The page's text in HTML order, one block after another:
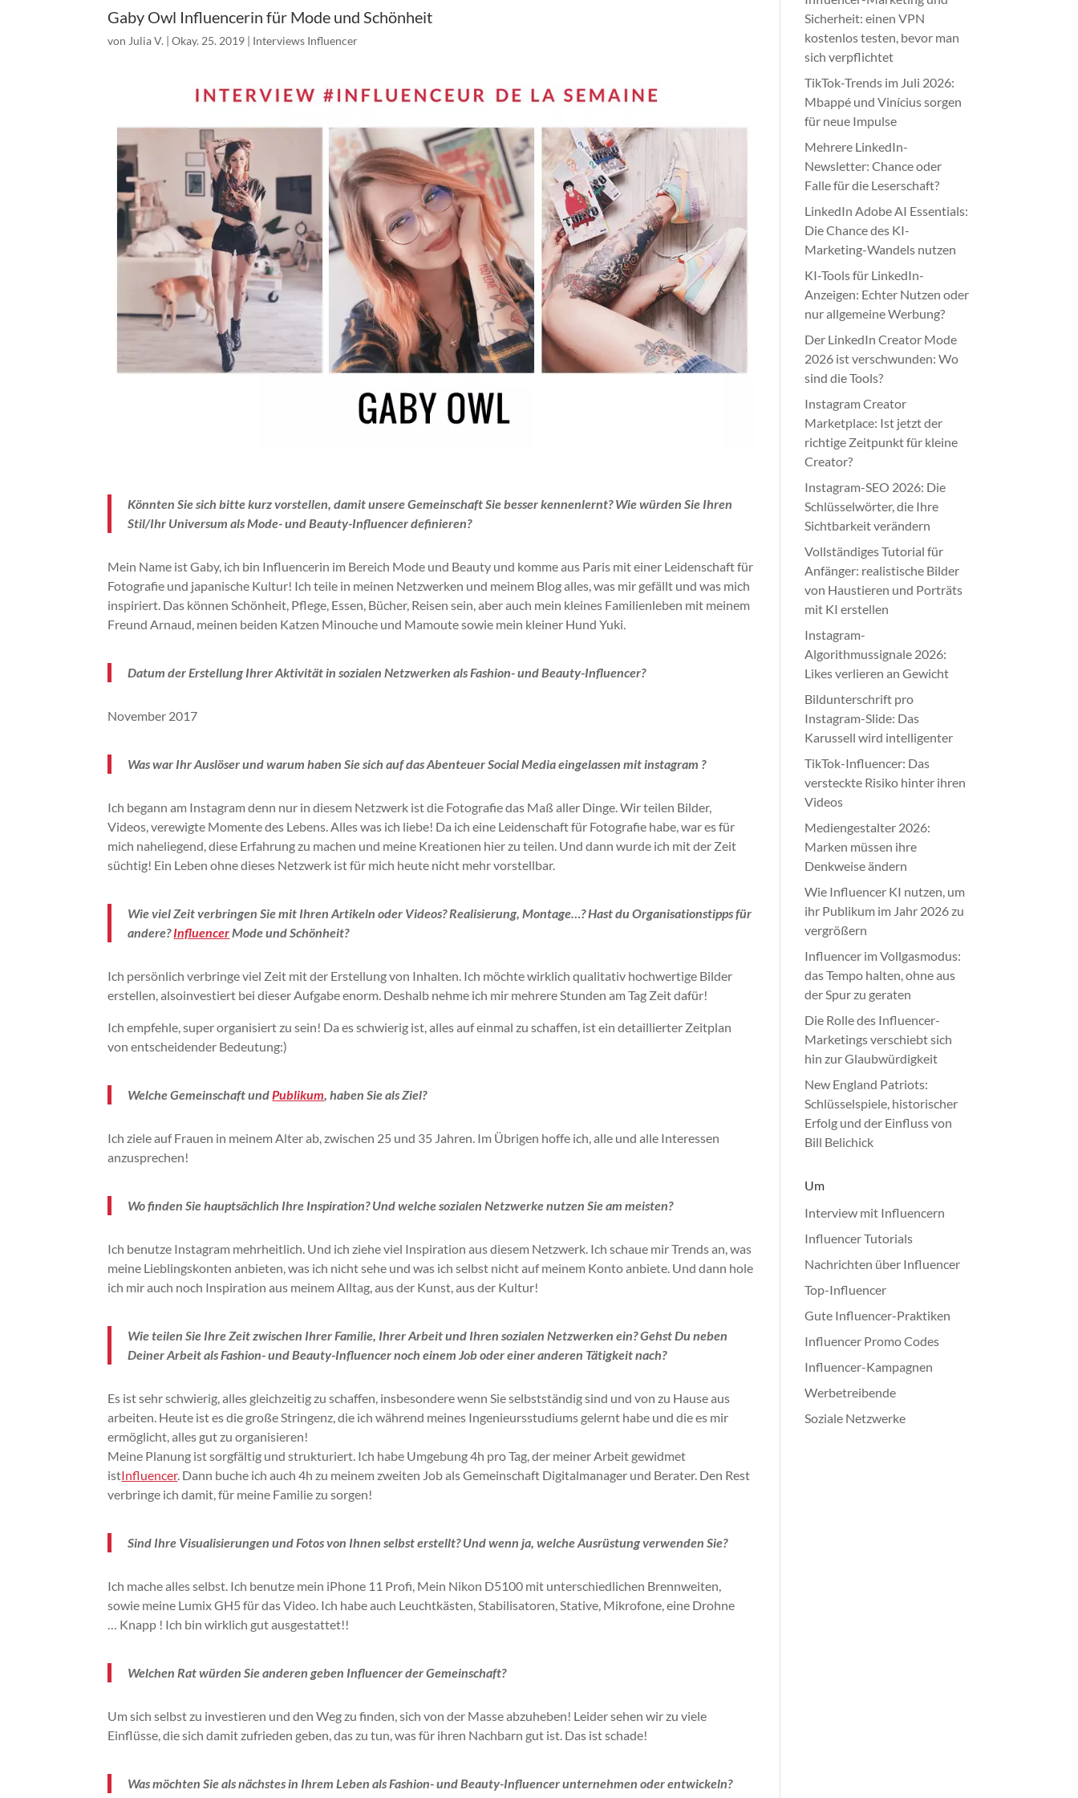
Gaby Owl Influencerin für Mode und Schönheit
von Julia V. |Okay. 25. 2019 | Interviews Influencer
Könnten Sie sich bitte kurz vorstellen, damit unsere Gemeinschaft Sie besser kennenlernt?Wie würden Sie Ihren
Stil/Ihr Universum als Mode- und Beauty-Influencer definieren?
Mein Name ist Gaby, ich bin Influencerin im Bereich Mode und Beauty und komme aus Paris mit einer Leidenschaft für
Fotografie und japanische Kultur! Ich teile in meinen Netzwerken und meinem Blog alles, was mir gefällt und was mich
inspiriert. Das können Schönheit, Pflege, Essen, Bücher, Reisen sein, aber auch mein kleines Familienleben mit meinem
Freund Arnaud, meinen beiden Katzen Minouche und Mamoutesowie mein kleiner Hund Yuki.
Datum der Erstellung Ihrer Aktivität in sozialen Netzwerken als Fashion- und Beauty-Influencer?
November 2017
Was war Ihr Auslöser und warum haben Sie sich auf das Abenteuer Social Media eingelassen mit instagram ?
Ich begann am Instagramdenn nur in diesem Netzwerk ist die Fotografie das Maß aller Dinge. Wir teilen Bilder,
Videos, verewigte Momente des Lebens. Alles was ich liebe! Da ich eine Leidenschaft für Fotografie habe, war es für
mich naheliegend, diese Erfahrung zu machen und meine Kreationen hier zu teilen. Und dann wurde ich mit der Zeit
süchtig! Ein Leben ohne dieses Netzwerk ist für mich heute nicht mehr vorstellbar.
Wie viel Zeit verbringen Sie mit Ihren Artikeln oder Videos?Realisierung, Montage…?Hast du Organisationstipps für
andere?Influencer Mode und Schönheit?
Ich persönlich verbringe viel Zeit mit der Erstellung von Inhalten. Ich möchte wirklich qualitativ hochwertige Bilder
erstellen, alsoinvestiert bei dieser Aufgabe enorm. Deshalb nehme ich mir mehrere Stunden am Tag Zeit dafür!
Ich empfehle, super organisiert zu sein! Da es schwierig ist, alles auf einmal zu schaffen, ist ein detaillierter Zeitplan
von entscheidender Bedeutung:)
Welche Gemeinschaft und Publikum , haben Sie als Ziel?
Ich ziele auf Frauen in meinem Alter ab, zwischen 25 und 35 Jahren. Im Übrigen hoffe ich, alle und alle Interessen
anzusprechen!
Wo finden Sie hauptsächlich Ihre Inspiration?Und welche sozialen Netzwerke nutzen Sie am meisten?
Ich benutze Instagram mehrheitlich. Und ich ziehe viel Inspiration aus diesem Netzwerk. Ich schaue mir Trends an, was
meine Lieblingskonten anbieten, was ich nicht sehe und was ich selbst nicht auf meinem Konto anbiete. Und dann hole
ich mir auch noch Inspiration aus meinem Alltag, aus der Kunst, aus der Kultur!
Wie teilen Sie Ihre Zeit zwischen Ihrer Familie, Ihrer Arbeit und Ihren sozialen Netzwerken ein?Gehst Du neben
Deiner Arbeit als Fashion- und Beauty-Influencer noch einem Job oder einer anderen Tätigkeit nach?
Es ist sehr schwierig, alles gleichzeitig zu schaffen, insbesondere wenn Sie selbstständig sind und von zu Hause aus
arbeiten. Heute ist es die große Stringenz, die ich während meines Ingenieursstudiums gelernt habe und die es mir
ermöglicht, alles gut zu organisieren!
Meine Planung ist sorgfältig und strukturiert. Ich habe Umgebung4h pro Tag, der meiner Arbeit gewidmet
istInfluencer. Dann buche ich auch4h zu meinem zweiten Job alsGemeinschaft Digitalmanager und Berater. Den Rest
verbringe ich damit, für meine Familie zu sorgen!
Sind Ihre Visualisierungen und Fotos von Ihnen selbst erstellt?Und wenn ja, welche Ausrüstung verwenden Sie?
Ich mache alles selbst. Ich benutze mein iPhone 11 Profi , Mein Nikon D5100 mit unterschiedlichen Brennweiten,
sowie meine LumixGH5 für das Video. Ich habe auch Leuchtkästen, Stabilisatoren, Stative, Mikrofone, eine Drohne
Knapp ! Ich bin wirklich gut ausgestattet!!
Welchen Rat würden Sie anderen geben Influencerder Gemeinschaft?
Um sich selbst zu investieren und den Weg zu finden, sich von der Masse abzuheben! Leider sehen wir zu viele
Einflüsse, die sich damit zufrieden geben, das zu tun, was für ihren Nachbarn gut ist. Das ist schade!
Was möchten Sie als nächstes in Ihrem Leben als Fashion- und Beauty-Influencer unternehmen oder entwickeln?
Sicherheit: einen VPN
kostenlos testen, bevor man
sich verpflichtet
TikTok-Trends im Juli 2026:
Mbappé und Vinícius sorgen
für neue Impulse
Mehrere LinkedIn-
Newsletter: Chance oder
Falle für die Leserschaft?
LinkedIn Adobe AI Essentials:
Die Chance des KI-
Marketing-Wandels nutzen
KI-Tools für LinkedIn-
Anzeigen: Echter Nutzen oder
nur allgemeine Werbung?
Der LinkedIn Creator Mode
2026 ist verschwunden: Wo
sind die Tools?
Instagram Creator
Marketplace: Ist jetzt der
richtige Zeitpunkt für kleine
Creator?
Instagram-SEO 2026: Die
Schlüsselwörter, die Ihre
Sichtbarkeit verändern
Vollständiges Tutorial für
Anfänger: realistische Bilder
von Haustieren und Porträts
mit KI erstellen
Instagram-
Algorithmussignale 2026:
Likes verlieren an Gewicht
Bildunterschrift pro
Instagram-Slide: Das
Karussell wird intelligenter
TikTok-Influencer: Das
versteckte Risiko hinter ihren
Videos
Mediengestalter 2026:
Marken müssen ihre
Denkweise ändern
Wie Influencer KI nutzen, um
ihr Publikum im Jahr 2026 zu
vergrößern
Influencer im Vollgasmodus:
das Tempo halten, ohne aus
der Spur zu geraten
Die Rolle des Influencer-
Marketings verschiebt sich
hin zur Glaubwürdigkeit
New England Patriots:
Schlüsselspiele, historischer
Erfolg und der Einfluss von
Bill Belichick
Um
Interview mit Influencern
Influencer Tutorials
Nachrichten über Influencer
Top-Influencer
Gute Influencer-Praktiken
Influencer Promo Codes
Influencer-Kampagnen
Werbetreibende
Soziale Netzwerke